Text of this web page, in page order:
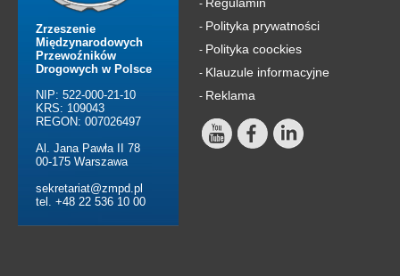
Zrzeszenie
Międzynarodowych
Przewoźników
Drogowych w Polsce
NIP: 522-000-21-10
KRS: 109043
REGON: 007026497
Al. Jana Pawła II 78
00-175 Warszawa
sekretariat@zmpd.pl
tel. +48 22 536 10 00
- Regulamin
- Polityka prywatności
- Polityka coockies
- Klauzule informacyjne
- Reklama